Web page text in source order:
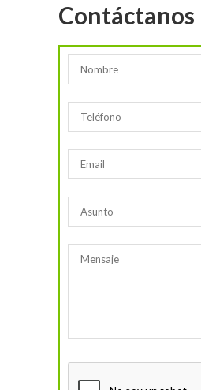
Contáctanos